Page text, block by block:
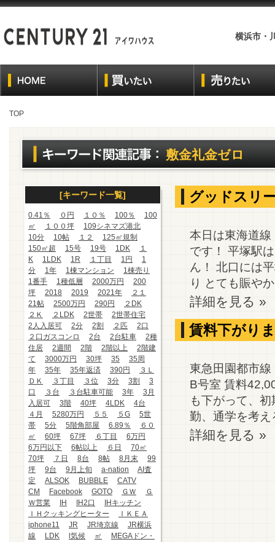
横浜市・
TOP
敷金礼金ゼロ
[キーワード一覧]
0.41％ ０円 １０％ 100％
100
㎡
１００坪
109シネマズ港北
10分
10帖 １２
125㎡規制
150㎡超
15号 19号 1DK
１
K
1LDK 1R １丁目 1円
1
分
1年 1棟マンション
1棟売り
1番手
1種低層 2000万円
200
坪
2018 2019 2021年
２１
21帖
2500万円 290円
２DK
２Ｋ
２LDK 2世帯
2世帯住宅
2人入居可
2分 2割 ２匹
2口
２口ガスコンロ
2台 2台駐車
2種
住居
2週間 2階 2階以上
2階建
て
3000万円 30坪 35
35周
年
35年 35年返済 390円
３Ｌ
ＤＫ
３丁目 ３位 3分 3割
3
口
３台 ３台駐車可能 3年
3月
入居可
3階 40坪 4LDK
4台
４月
5280万円 ５５ ５G
5世
帯
5分 5階角部屋 6.89％
６０
㎡
60坪 67坪 ６丁目
6万円
6万円以下
6帖以上 ６日
70㎡
70坪
７日 8台 8帖 8月末
99
坪
9台 9月上旬 a-nation
AI査
定
ALSOK BUBBLE
CATV
CM
Facebook GOTO ＧＷ
Ｇ
Ｗ営業
IH IH2口
IHキッチン
ＩＨクッキングヒーター
ＩＫＥＡ
iphone11
JR JR埼京線
JR横浜
線
LDK l気候 ㎡
MEGAドン・
グッドスリ
本日は東海道
です！ 平塚駅
ん！ 北口には
り とても賑や
詳細を見る »
賃料下がり
東急田園都市
B号室 賃料
も下がって、
勤、通学を考
詳細を見る »